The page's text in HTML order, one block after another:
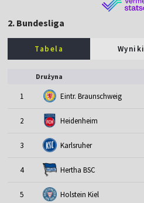
2. Bundesliga
Tabela Wyniki
Drużyna
1 Eintr. Braunschweig
2 Heidenheim
3 Karlsruher
4 Hertha BSC
5 Holstein Kiel